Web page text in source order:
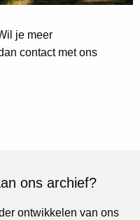
je meer
contact met ons
ons archief?
ontwikkelen van ons